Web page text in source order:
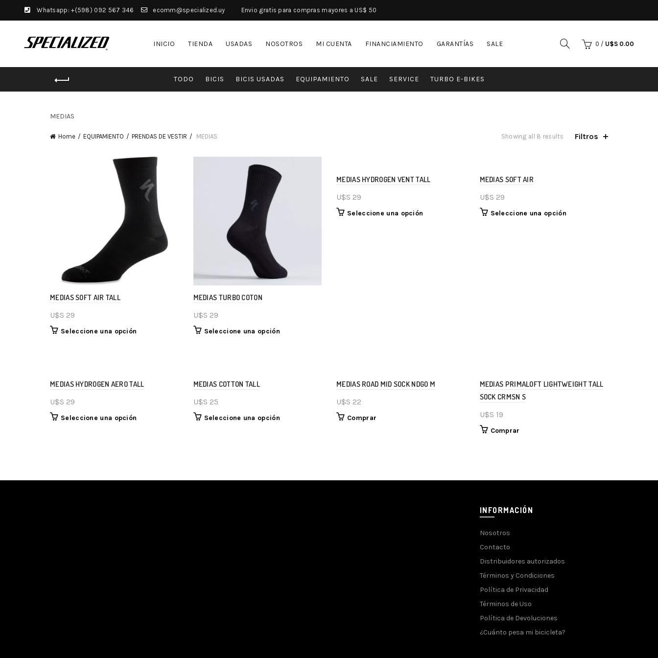
Whatsapp: +(598) 092 567 346 ecomm@specialized.uy Envio gratis para compras mayores a US$ 50
INICIO TIENDA USADAS NOSOTROS MI CUENTA FINANCIAMIENTO GARANTÍAS SALE 0 / U$S 0.00
TODO BICIS BICIS USADAS EQUIPAMIENTO SALE SERVICE TURBO E-BIKES
MEDIAS
Home EQUIPAMIENTO PRENDAS DE VESTIR MEDIAS Showing all 8 results Filtros
MEDIAS SOFT AIR TALL
U$S 29
Seleccione una opción
MEDIAS TURBO COTON
U$S 29
Seleccione una opción
MEDIAS HYDROGEN VENT TALL
U$S 29
Seleccione una opción
MEDIAS SOFT AIR
U$S 29
Seleccione una opción
MEDIAS HYDROGEN AERO TALL
U$S 29
Seleccione una opción
MEDIAS COTTON TALL
U$S 25
Seleccione una opción
MEDIAS ROAD MID SOCK NDGO M
U$S 22
Comprar
MEDIAS PRIMALOFT LIGHTWEIGHT TALL
SOCK CRMSN S
U$S 19
Comprar
INFORMACIÓN
Nosotros
Contacto
Distribuidores autorizados
Términos y Condiciones
Política de Privacidad
Términos de Uso
Política de Devoluciones
¿Cuánto pesa mi bicicleta?